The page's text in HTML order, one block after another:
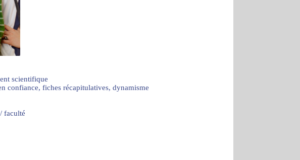
scientifique
confiance, fiches récapitulatives, dynamisme
faculté